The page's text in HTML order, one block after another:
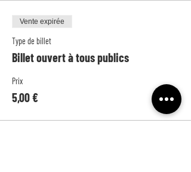
Vente expirée
Type de billet
Billet ouvert à tous publics
Prix
5,00 €